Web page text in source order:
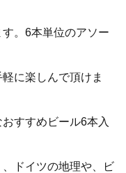
。6本単位のアソー
に楽しんで頂けま
すすめビール6本入
ドイツの地理や、ビ